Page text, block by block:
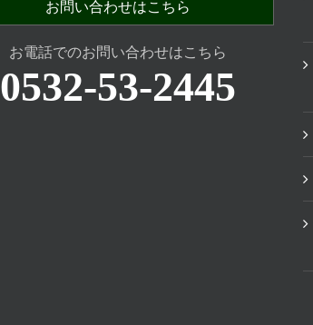
お問い合わせはこちら
お電話でのお問い合わせはこちら
0532-53-2445